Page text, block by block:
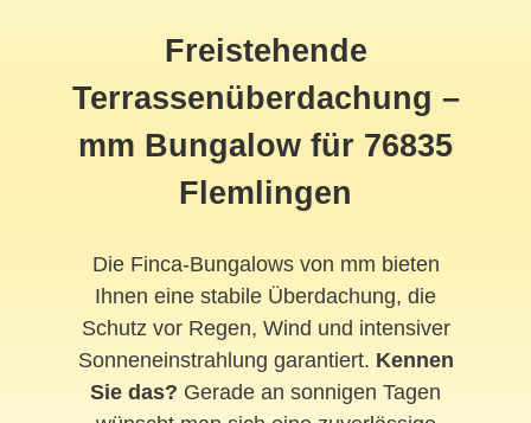
Freistehende
Terrassenüberdachung –
mm Bungalow für 76835
Flemlingen
Die Finca-Bungalows von mm bieten
Ihnen eine stabile Überdachung, die
Schutz vor Regen, Wind und intensiver
Sonneneinstrahlung garantiert. Kennen
Sie das? Gerade an sonnigen Tagen